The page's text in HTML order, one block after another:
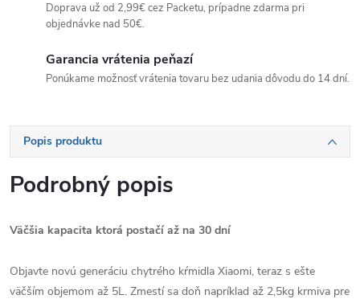
Doprava už od 2,99€ cez Packetu, prípadne zdarma pri
objednávke nad 50€.
Garancia vrátenia peňazí
Ponúkame možnosť vrátenia tovaru bez udania dôvodu do 14 dní.
Popis produktu
Podrobný popis
Väčšia kapacita ktorá postačí až na 30 dní
Objavte novú generáciu chytrého kŕmidla Xiaomi, teraz s ešte
väčším objemom až 5L. Zmestí sa doň napríklad až 2,5kg krmiva pre